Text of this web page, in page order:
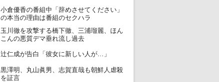
10
小倉優香の番組中「辞めさせてください」
の本当の理由は番組のセクハラ
11
玉川徹を攻撃する橋下徹、三浦瑠麗、ほん
こんの悪質デマ垂れ流し過去
12
辻仁成が告白「彼女に新しい人が…」
13
黒澤明、丸山眞男、志賀直哉も朝鮮人虐殺
を証言